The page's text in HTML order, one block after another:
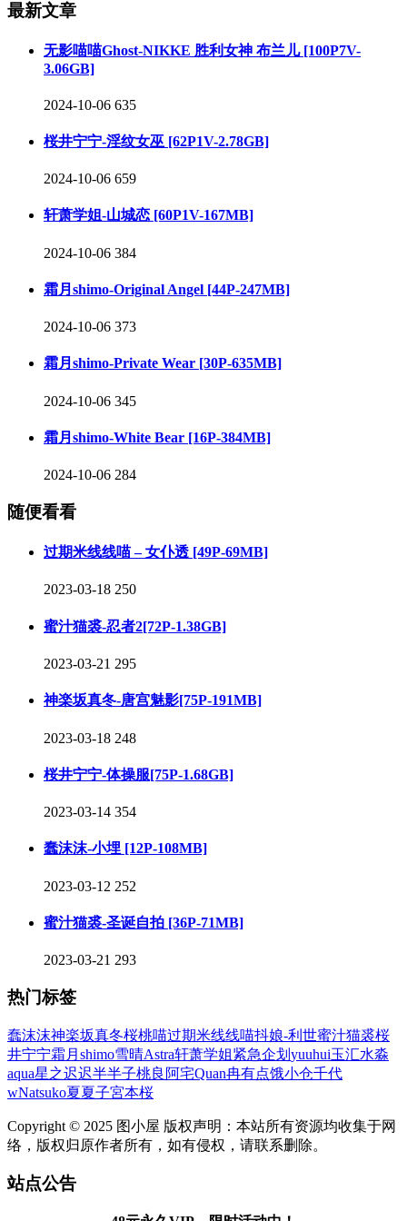
最新文章
无影喵喵Ghost-NIKKE 胜利女神 布兰儿 [100P7V-
3.06GB]
2024-10-06 635
桜井宁宁-淫纹女巫 [62P1V-2.78GB]
2024-10-06 659
轩萧学姐-山城恋 [60P1V-167MB]
2024-10-06 384
霜月shimo-Original Angel [44P-247MB]
2024-10-06 373
霜月shimo-Private Wear [30P-635MB]
2024-10-06 345
霜月shimo-White Bear [16P-384MB]
2024-10-06 284
随便看看
过期米线线喵 – 女仆透 [49P-69MB]
2023-03-18 250
蜜汁猫裘-忍者2[72P-1.38GB]
2023-03-21 295
神楽坂真冬-唐宫魅影[75P-191MB]
2023-03-18 248
桜井宁宁-体操服[75P-1.68GB]
2023-03-14 354
蠢沫沫-小埋 [12P-108MB]
2023-03-12 252
蜜汁猫裘-圣诞自拍 [36P-71MB]
2023-03-21 293
热门标签
蠢沫沫神楽坂真冬桜桃喵过期米线线喵抖娘-利世蜜汁猫裘桜
井宁宁霜月shimo雪晴Astra轩萧学姐紧急企划 yuuhui玉汇水淼
aqua星之迟迟半半子桃良阿宅Quan冉有点饿小仓千代
wNatsuko夏夏子宮本桜
Copyright © 2025 图小屋 版权声明：本站所有资源均收集于网
络，版权归原作者所有，如有侵权，请联系删除。
站点公告